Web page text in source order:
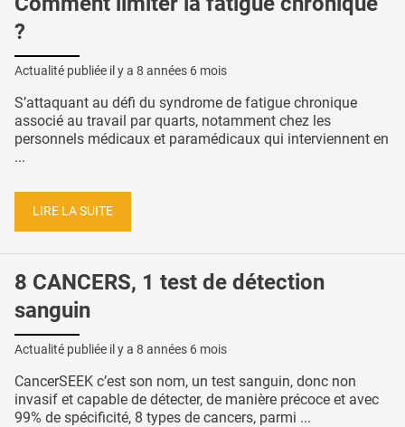
?
Actualité publiée il y a 8 années 6 mois
S’attaquant au défi du syndrome de fatigue chronique
associé au travail par quarts, notamment chez les
personnels médicaux et paramédicaux qui interviennent en
...
LIRE LA SUITE
8 CANCERS, 1 test de détection
sanguin
Actualité publiée il y a 8 années 6 mois
CancerSEEK c’est son nom, un test sanguin, donc non
invasif et capable de détecter, de manière précoce et avec
99% de spécificité, 8 types de cancers, parmi ...